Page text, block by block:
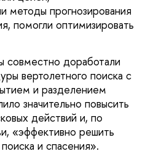
методы прогнозирования
помогли оптимизировать
совместно доработали
вертолетного поиска с
и разделением
значительно повысить
действий и, по
«эффективно решить
и спасения».